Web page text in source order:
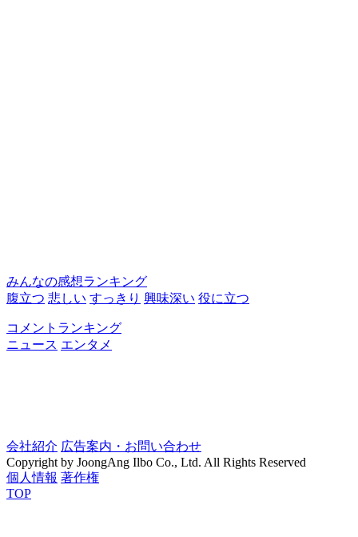
みんなの感想ランキング
腹立つ 悲しい すっきり 興味深い 役に立つ
コメントランキング
ニュース エンタメ
会社紹介 広告案内・お問い合わせ
Copyright by JoongAng Ilbo Co., Ltd. All Rights Reserved
個人情報 著作権
TOP